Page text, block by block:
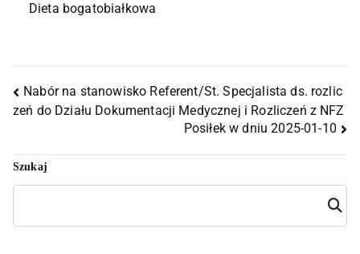
Dieta bogatobiałkowa
Nabór na stanowisko Referent/St. Specjalista ds. rozlic
zeń do Działu Dokumentacji Medycznej i Rozliczeń z NFZ
Posiłek w dniu 2025-01-10
Szukaj
Szuka
j